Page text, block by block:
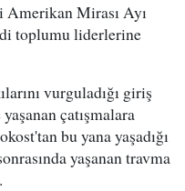
Amerikan Mirası Ayı
toplumu liderlerine
vurguladığı giriş
çatışmalara
bu yana yaşadığı
yaşanan travma